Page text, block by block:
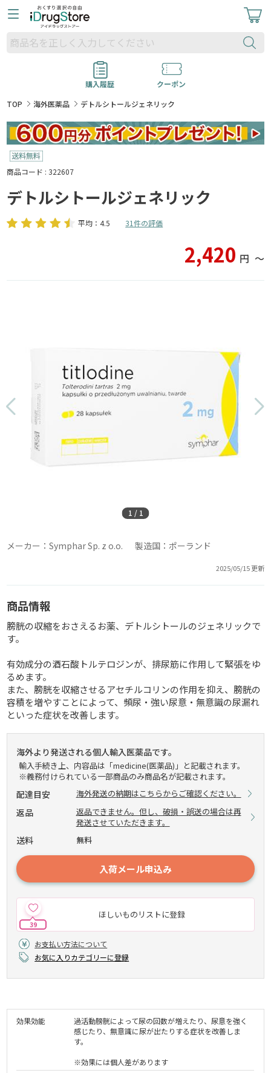
購入履歴
クーポン
TOP
海外医薬品 デトルシトールジェネリック
商品コード : 322607
デトルシトールジェネリック
平均：4.5 31件の評価
2,420 円 〜
1 / 1
メーカー：Symphar Sp. z o.o. 製造国：ポーランド
2025/05/15 更新
商品情報
膀胱の収縮をおさえるお薬、デトルシトールのジェネリックで
す。
有効成分の酒石酸トルテロジンが、排尿筋に作用して緊張をゆ
るめます。
また、膀胱を収縮させるアセチルコリンの作用を抑え、膀胱の
容積を増やすことによって、頻尿・強い尿意・無意識の尿漏れ
といった症状を改善します。
海外より発送される個人輸入医薬品です。
輸入手続き上、内容品は「medicine(医薬品)」と記載されます。
※義務付けられている一部商品のみ商品名が記載されます。
配達目安 海外発送の納期はこちらからご確認ください。
返品
返品できません。但し、破損・誤送の場合は再
発送させていただきます。
送料 無料
入荷メール申込み
ほしいものリストに登録
39
お支払い方法について
お気に入りカテゴリーに登録
効果効能
過活動膀胱によって尿の回数が増えたり、尿意を強く
感じたり、無意識に尿が出たりする症状を改善しま
す。
※効果には個人差があります